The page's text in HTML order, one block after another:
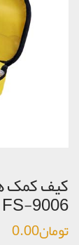
کیف کمک
FS-9006
تومان0.00